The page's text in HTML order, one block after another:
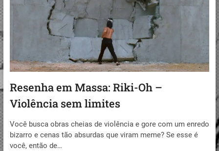
QUE
LEMBRA
GHIBLI
Resenha em Massa: Riki-Oh –
Violência sem limites
Você busca obras cheias de violência e gore com um enredo
bizarro e cenas tão absurdas que viram meme? Se esse é
você, então de…